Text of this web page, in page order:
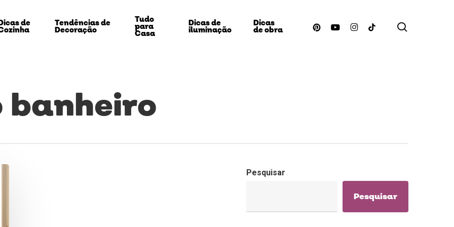
de Tendências de
Decoração
Tudo
para
Casa
Dicas de
iluminação
Dicas
de obra pinterestyoutubeinstagram
tiktok
Pesquisar
Pesquisar